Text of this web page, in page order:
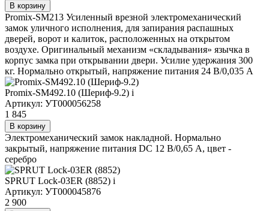
В корзину
Promix-SM213 Усиленный врезной электромеханический
замок уличного исполнения, для запирания распашных
дверей, ворот и калиток, расположенных на открытом
воздухе. Оригинальный механизм «складывания» язычка в
корпус замка при открывании двери. Усилие удержания 300
кг. Нормально открытый, напряжение питания 24 В/0,035 А
Promix-SM492.10 (Шериф-9.2) i
Артикул: УТ000056258
1 845
В корзину
Электромеханический замок накладной. Нормально
закрытый, напряжение питания DC 12 В/0,65 А, цвет -
серебро
SPRUT Lock-03ER (8852) i
Артикул: УТ000045876
2 900